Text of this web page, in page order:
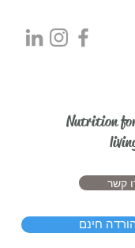
Nutrition
קשר
חינם